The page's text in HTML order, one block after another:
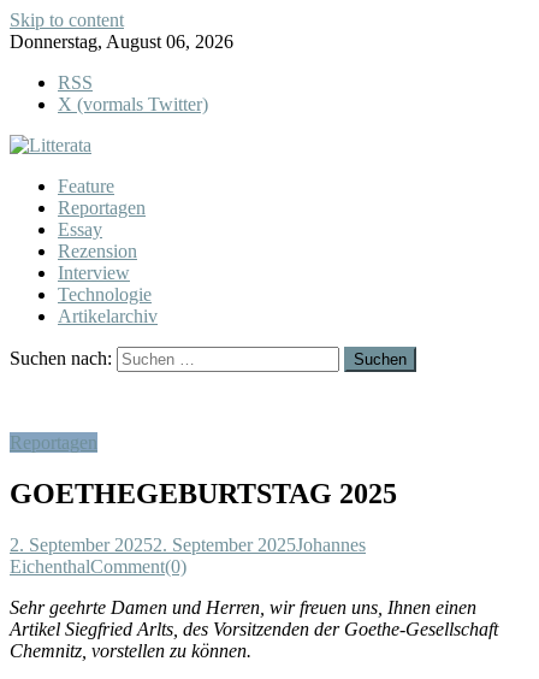
Skip to content
Donnerstag, August 06, 2026
RSS
X (vormals Twitter)
Feature
Reportagen
Essay
Rezension
Interview
Technologie
Artikelarchiv
Suchen nach:
Reportagen
GOETHEGEBURTSTAG 2025
2. September 20252. September 2025Johannes
EichenthalComment(0)
Sehr geehrte Damen und Herren, wir freuen uns, Ihnen einen
Artikel Siegfried Arlts, des Vorsitzenden der Goethe-Gesellschaft
Chemnitz, vorstellen zu können.